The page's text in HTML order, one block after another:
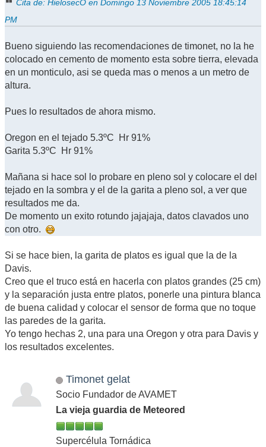
Cita de: HielosecO en Domingo 13 Noviembre 2005 18:45:14
PM
Bueno siguiendo las recomendaciones de timonet, no la he
colocado en cemento de momento esta sobre tierra, elevada
en un monticulo, asi se queda mas o menos a un metro de
altura.
Pues lo resultados de ahora mismo.
Oregon en el tejado 5.3ºC Hr 91%
Garita 5.3ºC Hr 91%
Mañana si hace sol lo probare en pleno sol y colocare el del
tejado en la sombra y el de la garita a pleno sol, a ver que
resultados me da.
De momento un exito rotundo jajajaja, datos clavados uno
con otro.
Si se hace bien, la garita de platos es igual que la de la
Davis.
Creo que el truco está en hacerla con platos grandes (25 cm)
y la separación justa entre platos, ponerle una pintura blanca
de buena calidad y colocar el sensor de forma que no toque
las paredes de la garita.
Yo tengo hechas 2, una para una Oregon y otra para Davis y
los resultados excelentes.
Timonet gelat
Socio Fundador de AVAMET
La vieja guardia de Meteored
Supercélula Tornádica